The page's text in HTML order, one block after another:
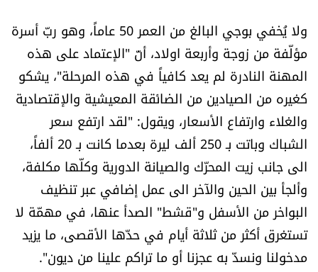
ولا يُخفي بوجي البالغ من العمر 50 عاماً، وهو ربّ أسرة
مؤلّفة من زوجة وأربعة اولاد، أنّ "الإعتماد على هذه
المهنة النادرة لم يعد كافياً في هذه المرحلة"، يشكو
كغيره من الصيادين من الضائقة المعيشية والإقتصادية
والغلاء وارتفاع الأسعار، ويقول: "لقد ارتفع سعر
الشباك وباتت بـ 250 ألف ليرة بعدما كانت بـ 20 ألفاً،
الى جانب زيت المحرّك والصيانة الدورية وكلّها مكلفة،
وألجأ بين الحين والآخر الى عمل إضافي عبر تنظيف
البواخر من الأسفل و"قشط" الصدأ عنها، في مهمّة لا
تستغرق أكثر من ثلاثة أيام في حدّها الأقصى، ما يزيد
مدخولنا ونسدّ به عجزنا أو ما تراكم علينا من ديون".